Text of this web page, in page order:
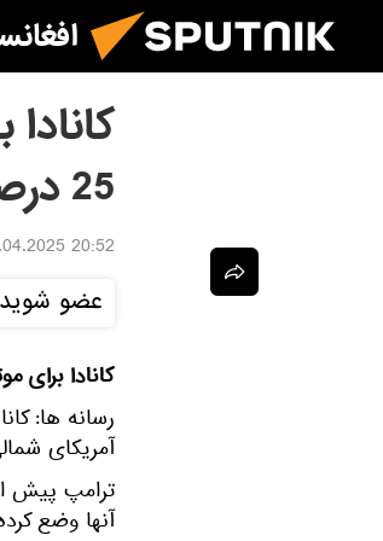
25 درصدی وضع می کند
20:52 03.04.2025
عضو شوید
کانادا برای
رسانه ها:
آمریکای شمالی
آنها وضع